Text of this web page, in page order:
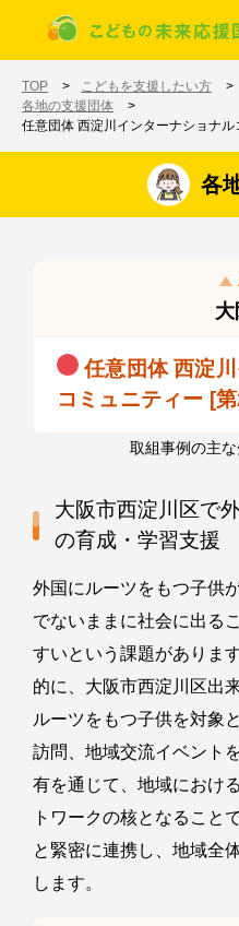
メインコンテンツに移動
TOP こどもを支援したい方
各地の支援団体
任意団体 西淀川インターナショナル
各
任意団体 西淀
コミュニティー [
取組事例の主
大阪市西淀川区で
の育成・学習支援
外国にルーツをもつ子供
でないままに社会に出る
すいという課題がありま
的に、大阪市西淀川区出
ルーツをもつ子供を対象
訪問、地域交流イベント
有を通じて、地域におけ
トワークの核となること
と緊密に連携し、地域全
します。